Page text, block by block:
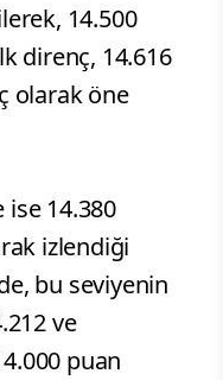
14.500
direnç, 14.616
olarak öne
ise 14.380
izlendiği
bu seviyenin
ve
puan